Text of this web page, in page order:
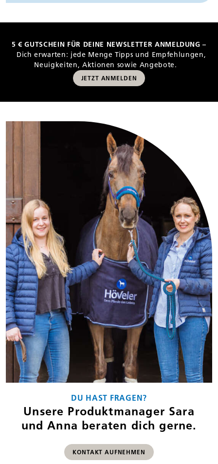
5 € GUTSCHEIN FÜR DEINE NEWSLETTER ANMELDUNG –
Dich erwarten: jede Menge Tipps und Empfehlungen,
Neuigkeiten, Aktionen sowie Angebote.
JETZT ANMELDEN
DU HAST FRAGEN?
Unsere Produktmanager Sara
und Anna beraten dich gerne.
KONTAKT AUFNEHMEN